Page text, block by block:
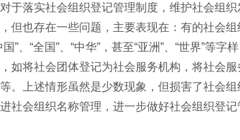
于落实社会组织登记管理制度，维护社会组
但也存在一些问题，主要表现在：有的社会
、“全国”、“中华”，甚至“亚洲”、“世界”等字
如将社会团体登记为社会服务机构，将社会
。上述情形虽然是少数现象，但损害了社会
社会组织名称管理，进一步做好社会组织登